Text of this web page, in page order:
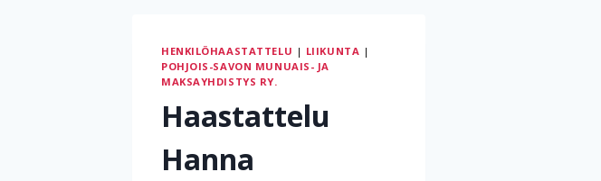
HENKILÖHAASTATTELU | LIIKUNTA |
POHJOIS-SAVON MUNUAIS- JA
MAKSAYHDISTYS RY.
Haastattelu
Hanna